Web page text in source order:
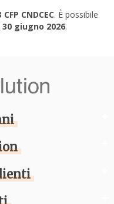
CFP CNDCEC. È possibile
giugno 2026.